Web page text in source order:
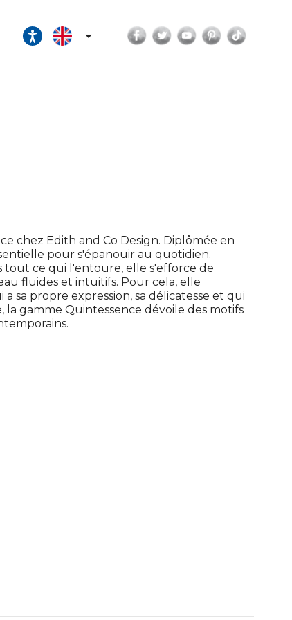
 Facebook
TwitterYouTubePinterest
chez Edith and Co Design. Diplômée en
pour s'épanouir au quotidien.
tout ce qui l'entoure, elle s'efforce de
fluides et intuitifs. Pour cela, elle
sa propre expression, sa délicatesse et qui
la gamme Quintessence dévoile des motifs